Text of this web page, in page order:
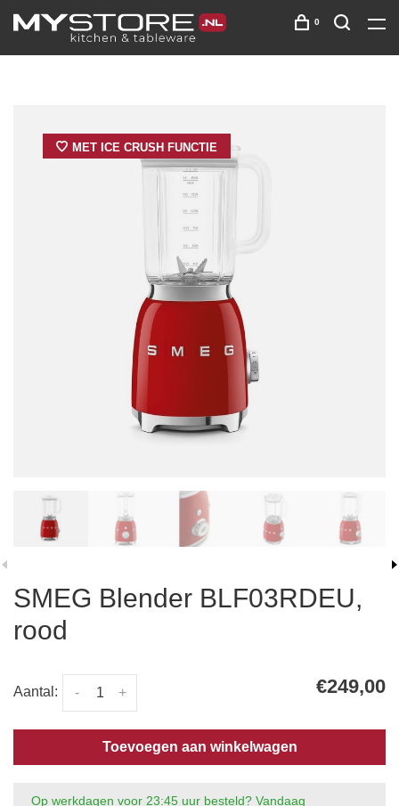
0
MET ICE CRUSH FUNCTIE
SMEG Blender BLF03RDEU,
rood
Aantal: +
- €249,00
Toevoegen aan winkelwagen
Op werkdagen voor 23:45 uur besteld? Vandaag